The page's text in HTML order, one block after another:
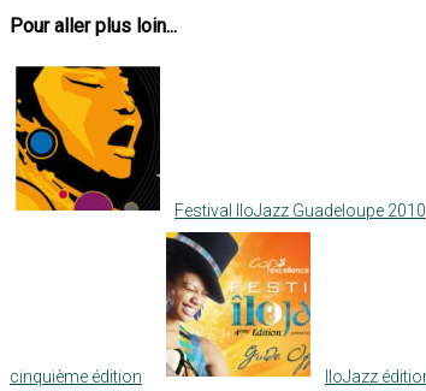
Pour aller plus loin...
Festival IloJazz Guadeloupe 2010
cinquième édition IloJazz